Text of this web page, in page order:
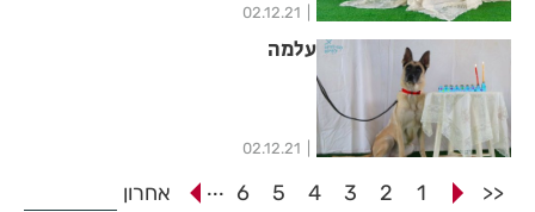
02.12.21
עלמה
02.12.21
<<
1
2
3
4
5
6
... אחרון